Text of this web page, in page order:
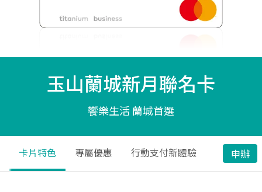
玉山蘭城新月聯名卡
饗樂生活 蘭城首選
卡片特色 專屬優惠 行動支付新體驗 申辦